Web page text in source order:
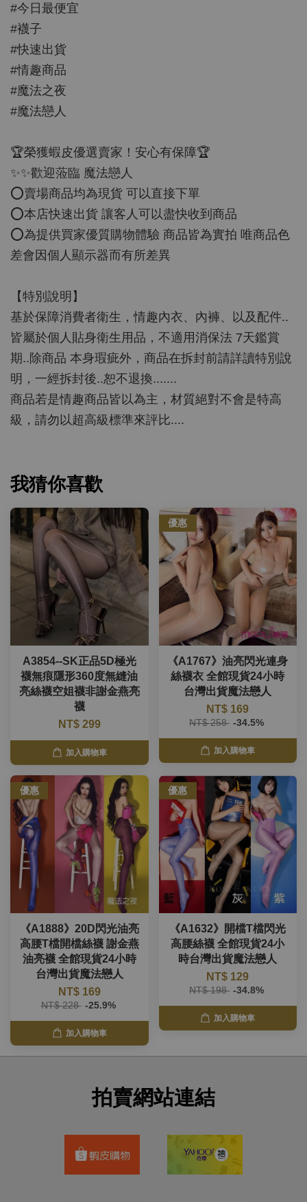
#今日最便宜
#襪子
#快速出貨
#情趣商品
#魔法之夜
#魔法戀人
🏆榮獲蝦皮優選賣家！安心有保障🏆
✨✨歡迎蒞臨 魔法戀人
⭕️賣場商品均為現貨 可以直接下單
⭕️本店快速出貨 讓客人可以盡快收到商品
⭕️為提供買家優質購物體驗 商品皆為實拍 唯商品色
差會因個人顯示器而有所差異
【特別說明】
基於保障消費者衛生，情趣內衣、內褲、以及配件..
皆屬於個人貼身衛生用品，不適用消保法 7天鑑賞
期..除商品 本身瑕疵外，商品在拆封前請詳讀特別說
明，一經拆封後..恕不退換.......
商品若是情趣商品皆以為主，材質絕對不會是特高
級，請勿以超高級標準來評比....
我猜你喜歡
A3854--SK正品5D極光
襪無痕隱形360度無縫油
亮絲襪空姐襪非謝金燕亮
襪
NT$ 299
加入購物車
優惠
《A1767》油亮閃光連身
絲襪衣 全館現貨24小時
台灣出貨魔法戀人
NT$ 169
NT$ 258 -34.5%
加入購物車
優惠
《A1888》20D閃光油亮
高腰T檔開檔絲襪 謝金燕
油亮襪 全館現貨24小時
台灣出貨魔法戀人
NT$ 169
NT$ 228 -25.9%
加入購物車
優惠
《A1632》開檔T檔閃光
高腰絲襪 全館現貨24小
時台灣出貨魔法戀人
NT$ 129
NT$ 198 -34.8%
加入購物車
拍賣網站連結